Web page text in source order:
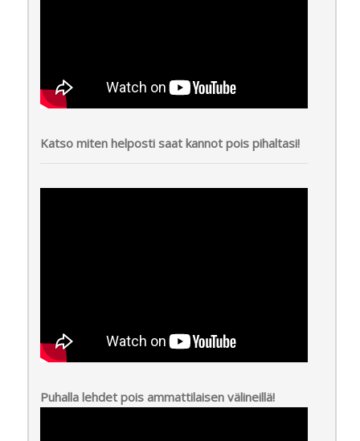
Katso miten helposti saat kannot pois pihaltasi!
Puhalla lehdet pois ammattilaisen välineillä!